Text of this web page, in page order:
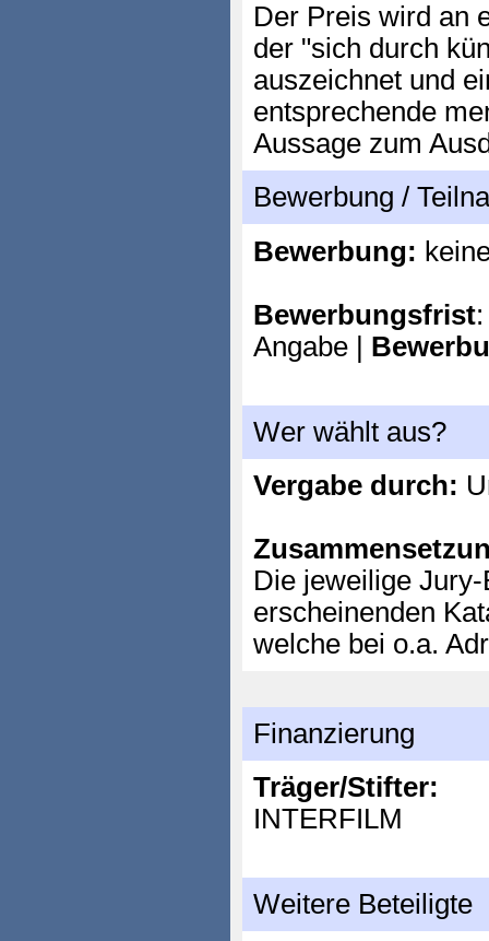
Der Preis wird an
der "sich durch
auszeichnet und
entsprechende
Aussage zum
Bewerbung /
Bewerbung:
Bewerbungsfrist
Angabe |
Wer wählt aus?
Vergabe durch:
Die jeweilige
erscheinenden
welche bei o.a.
Finanzierung
Träger/Stifter:
INTERFILM
Weitere Beteiligte